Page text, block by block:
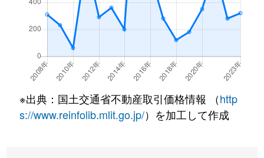
※出典：国土交通省不動産取引価格情報 （http
s://www.reinfolib.mlit.go.jp/）を加工して作成